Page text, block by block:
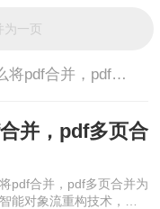
怎么将pdf合并，pdf多页合并为一页
并，pdf多页合
pdf合并，pdf多页合并为
能对象流重构技术，确